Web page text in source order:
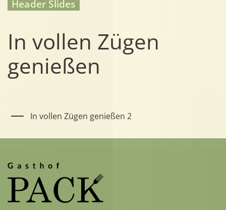
Header Slides
In vollen Zügen
genießen
In vollen Zügen genießen 2